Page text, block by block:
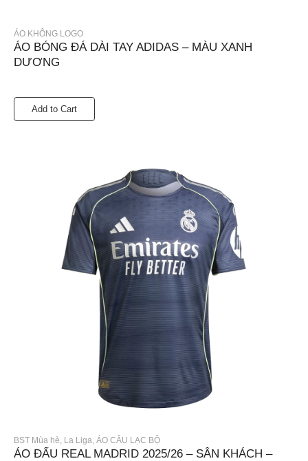
ÁO KHÔNG LOGO
ÁO BÓNG ĐÁ DÀI TAY ADIDAS – MÀU XANH
DƯƠNG
Add to Cart
BST Mùa hè, La Liga, ÁO CÂU LẠC BỘ
ÁO ĐẤU REAL MADRID 2025/26 – SÂN KHÁCH –